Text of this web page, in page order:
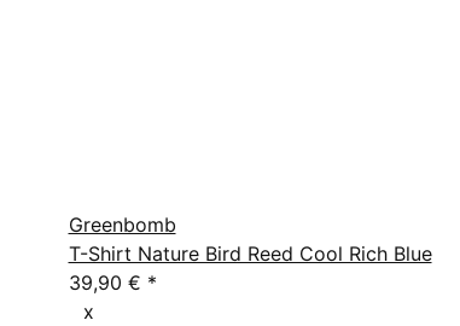
Greenbomb
T-Shirt Nature Bird Reed Cool Rich Blue
39,90 € *
x